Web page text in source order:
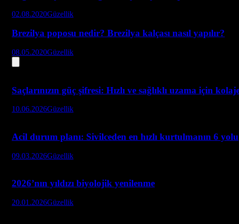
02.08.2020Güzellik
Brezilya poposu nedir? Brezilya kalçası nasıl yapılır?
08.05.2020Güzellik
Saçlarınızın güç şifresi: Hızlı ve sağlıklı uzama için
10.06.2026Güzellik
Acil durum planı: Sivilceden en hızlı kurtulmanın 6 yolu
09.03.2026Güzellik
2026’nın yıldızı biyolojik yenilenme
20.01.2026Güzellik